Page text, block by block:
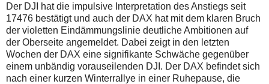
Der DJI hat die impulsive Interpretation des Anstiegs seit
17476 bestätigt und auch der DAX hat mit dem klaren Bruch
der violetten Eindämmungslinie deutliche Ambitionen auf
der Oberseite angemeldet. Dabei zeigt in den letzten
Wochen der DAX eine signifikante Schwäche gegenüber
einem unbändig vorauseilenden DJI. Der DAX befindet sich
nach einer kurzen Winterrallye in einer Ruhepause, die